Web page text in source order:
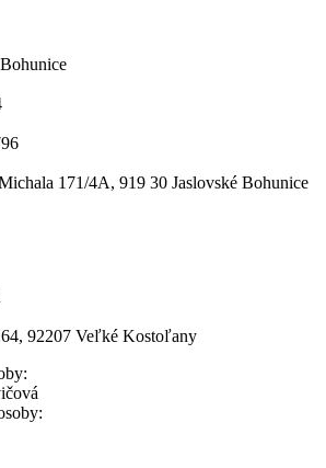
171/4A, 919 30 Jaslovské Bohunice
92207 Veľké Kostoľany